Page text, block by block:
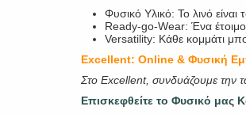
Φυσικό Υλικό: Το λινό
Ready-go-Wear: Ένα έτοιμο
Versatility: Κάθε κομμάτι
Excellent: Online & Φυσική
Στο Excellent, συνδυάζουμε την
Επισκεφθείτε το Φυσικό μας